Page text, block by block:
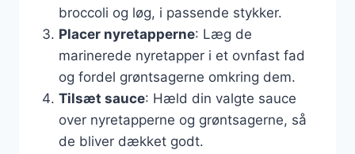
broccoli og løg, i passende stykker.
Placer nyretapperne: Læg de
marinerede nyretapper i et ovnfast fad
og fordel grøntsagerne omkring dem.
Tilsæt sauce: Hæld din valgte sauce
over nyretapperne og grøntsagerne, så
de bliver dækket godt.